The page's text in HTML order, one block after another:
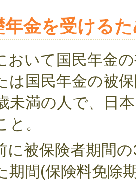
年金を受ける
おいて国民年金
は国民年金の被
未満の人で、日
。
に被保険者期間
期間(保険料免除